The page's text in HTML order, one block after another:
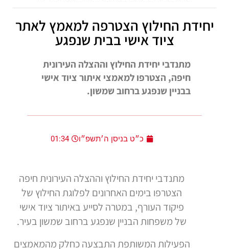
יחידת החילוץ הצטרפה למאמץ לאתר
ציוד אישי בבית שנפגע
מתנדבי יחידת החילוץ וההצלה העירונית
חיפה, הצטרפו למאמצי איתור ציוד אישי
בבניין שנפגע ברחוב שמשון.
כ״ט בניסן ה׳תשפ״ו 01:34
מתנדבי יחידת החילוץ וההצלה העירונית חיפה
הצטרפו בימים האחרונים לפלוגת החילוץ של
פיקוד העורף, במטרה לסייע באיתור ציוד אישי
של משפחות הבניין שנפגע ברחוב שמשון בעיר.
הפעילות המשותפת התבצעה כחלק מהמאמצים